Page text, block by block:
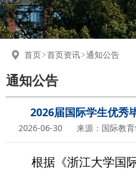
首页 首页资讯 通知公告
通知公告
​2026届国际学生优秀
2026-06-30 来源：国际教
根据《浙江大学国